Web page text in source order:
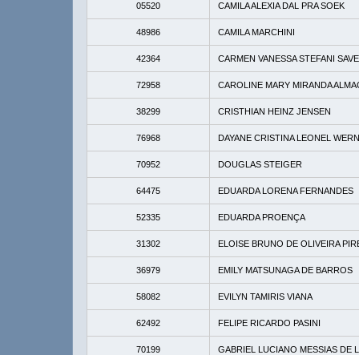
05520 CAMILA ALEXIA DAL PRA SOEK
48986 CAMILA MARCHINI
42364 CARMEN VANESSA STEFANI
72958 CAROLINE MARY MIRANDA
38299 CRISTHIAN HEINZ JENSEN
76968 DAYANE CRISTINA LEONEL
70952 DOUGLAS STEIGER
64475 EDUARDA LORENA FERNANDES
52335 EDUARDA PROENÇA
31302 ELOISE BRUNO DE OLIVEIRA
36979 EMILY MATSUNAGA DE BARROS
58082 EVILYN TAMIRIS VIANA
62492 FELIPE RICARDO PASINI
70199 GABRIEL LUCIANO MESSIAS DE